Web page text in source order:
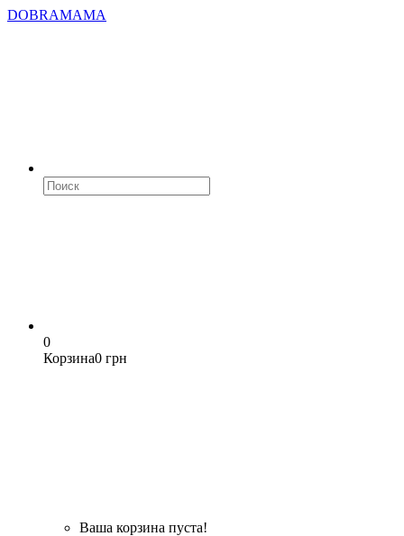
DOBRAMAMA
0
Корзина0 грн
Ваша корзина пуста!